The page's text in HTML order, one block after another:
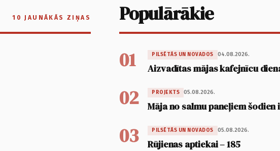
10 JAUNĀKĀS ZIŅAS Populārākie
01 PILSĒTĀS UN NOVADOS 04.08.2026.
Aizvadītas mājas kafejnīcu
02 PROJEKTS 05.08.2026.
Māja no salmu paneļiem
03 PILSĒTĀS UN NOVADOS 05.08.2026.
Rūjienas aptiekai – 185